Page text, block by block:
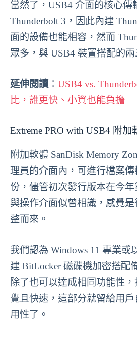
當然了，USB4 介面的核心傳
Thunderbolt 3，因此內建
面的設備也能相容，然而
眾多，與 USB4 裝置搭配的
延伸閱讀 ： USB4 vs.
比，誰更快、小資也能負擔
Extreme PRO with USB4 附加
附加軟體 SanDisk Memory
理員的介面內，可進行檔案
份，儘管初次發行版本在今
與操作介面似曾相識，感覺
整而來。
我們認為 Windows 11 專業或
建 BitLocker 磁碟機加密搭配
除了也可以達成相同功能性
覺且快速，這部分就留給用
用性了。